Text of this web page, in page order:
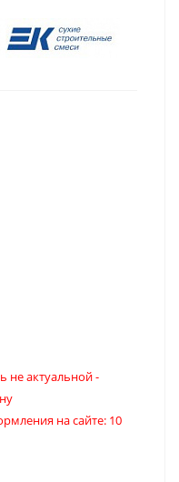
не актуальной -
на сайте: 10